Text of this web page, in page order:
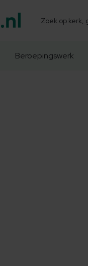
Zoeken
Beroepingswerk